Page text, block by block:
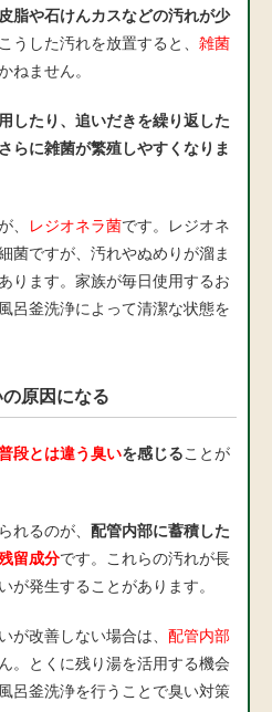
脂や石けんカスなどの汚れが少
うした汚れを放置すると、 雑菌
ねません。
したり、追いだきを繰り返した
らに雑菌が繁殖しやすくなりま
、 レジオネラ菌です。レジオネ
菌ですが、汚れやぬめりが溜ま
ります。家族が毎日使用するお
呂釜洗浄によって清潔な状態を
原因になる
段とは違う臭いを感じることが
れるのが、 配管内部に蓄積した
留成分です。これらの汚れが長
が発生することがあります。
が改善しない場合は、 配管内部
。とくに残り湯を活用する機会
呂釜洗浄を行うことで臭い対策